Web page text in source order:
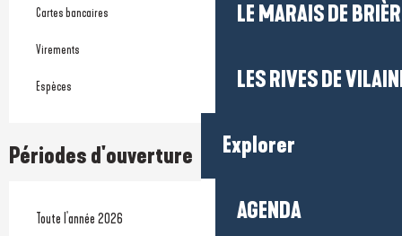
LE MARAIS DE
LES RIVES DE
Explorer
AGENDA
Cartes bancaires
Virements
Espèces
Périodes d'ouverture
Toute l'année 2026